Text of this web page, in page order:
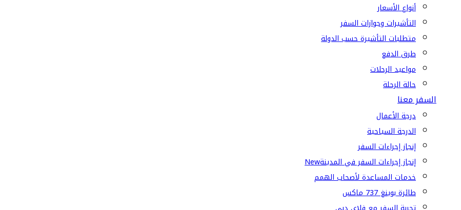
أنواع الأسعار
التأشيرات وجوازات السفر
متطلبات التأشيرة حسب الدولة
طرق الدفع
مواعيد الرحلات
حالة الرحلة
السفر معنا
درجة الأعمال
الدرجة السياحية
إنجاز إجراءات السفر
إنجاز إجراءات السفر في المدينةNew
خدمات المساعدة لأصحاب الهمم
طائرة بوينغ 737 ماكس